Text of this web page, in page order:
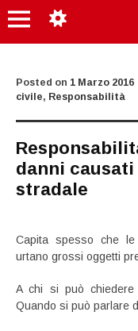
Posted on 1 Marzo 2016
civile, Responsabilità
danni
stradale
Capita spesso che
urtano grossi oggetti
A chi si può
Quando si può parlare